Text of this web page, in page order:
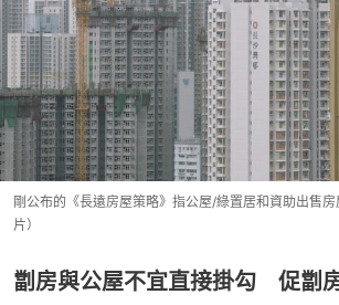
剛公布的《長遠房屋策略》指公屋/綠置居和資助出售
片）
劏房與公屋不宜直接掛勾 促劏